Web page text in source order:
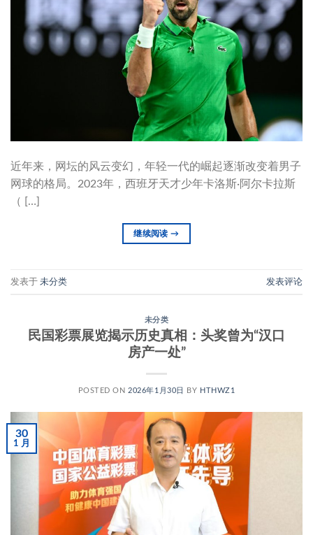
近年来，网坛的风云变幻，年轻一代的崛起逐渐改变着男子
网球的格局。2023年，西班牙天才少年卡洛斯·阿尔卡拉斯
（ […]
继续阅读→
发表于 未分类 发表评论
未分类
民国彩票展览揭示历史真相：头奖曾为“汉口
房产一处”
POSTED ON 2026年1月30日 BY HTHWZ1
30
1 月